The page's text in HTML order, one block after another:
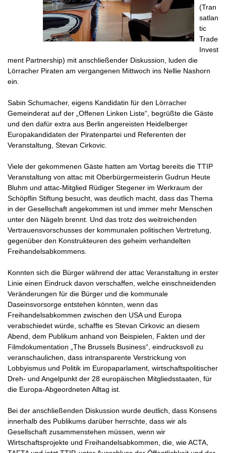
(Tran
satlan
tic
Trade
Invest
ment Partnership) mit anschließender Diskussion, luden die
Lörracher Piraten am vergangenen Mittwoch ins Nellie Nashorn
ein.
Sabin Schumacher, eigens Kandidatin für den Lörracher
Gemeinderat auf der „Offenen Linken Liste“, begrüßte die Gäste
und den dafür extra aus Berlin angereisten Heidelberger
Europakandidaten der Piratenpartei und Referenten der
Veranstaltung, Stevan Cirkovic.
Viele der gekommenen Gäste hatten am Vortag bereits die TTIP
Veranstaltung von attac mit Oberbürgermeisterin Gudrun Heute
Bluhm und attac-Mitglied Rüdiger Stegener im Werkraum der
Schöpflin Stiftung besucht, was deutlich macht, dass das Thema
in der Gesellschaft angekommen ist und immer mehr Menschen
unter den Nägeln brennt. Und das trotz des weitreichenden
Vertrauensvorschusses der kommunalen politischen Vertretung,
gegenüber den Konstrukteuren des geheim verhandelten
Freihandelsabkommens.
Konnten sich die Bürger während der attac Veranstaltung in erster
Linie einen Eindruck davon verschaffen, welche einschneidenden
Veränderungen für die Bürger und die kommunale
Daseinsvorsorge entstehen könnten, wenn das
Freihandelsabkommen zwischen den USA und Europa
verabschiedet würde, schaffte es Stevan Cirkovic an diesem
Abend, dem Publikum anhand von Beispielen, Fakten und der
Filmdokumentation „The Brussels Business“, eindrucksvoll zu
veranschaulichen, dass intransparente Verstrickung von
Lobbyismus und Politik im Europaparlament, wirtschaftspolitischer
Dreh- und Angelpunkt der 28 europäischen Mitgliedsstaaten, für
die Europa-Abgeordneten Alltag ist.
Bei der anschließenden Diskussion wurde deutlich, dass Konsens
innerhalb des Publikums darüber herrschte, dass wir als
Gesellschaft zusammenstehen müssen, wenn wir
Wirtschaftsprojekte und Freihandelsabkommen, die, wie ACTA,